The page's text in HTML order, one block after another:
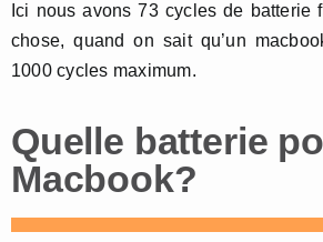
Ici nous avons 73 cycles de batterie
chose, quand on sait qu’un
1000 cycles maximum.
Quelle batterie
Macbook?